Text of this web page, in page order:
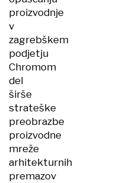
proizvodnje
v
zagrebškem
podjetju
Chromom
del
širše
strateške
preobrazbe
proizvodne
mreže
arhitekturnih
premazov